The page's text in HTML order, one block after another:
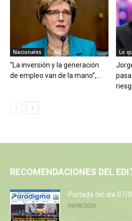
Nacionales
“La inversión y la generación
de empleo van de la mano”,...
Lo
RECOMENDACIONES DEL
Portada del día 07/
06/08/2026